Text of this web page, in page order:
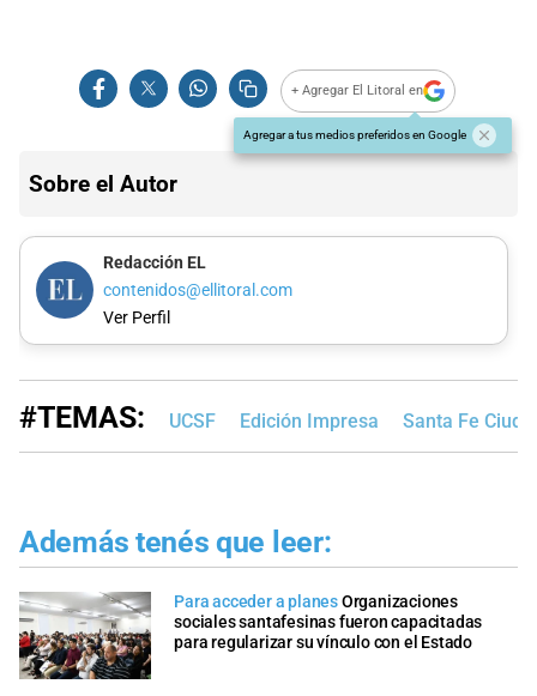
+ Agregar El Litoral en
Agregar a tus medios preferidos en Google
Sobre el Autor
Redacción EL
contenidos@ellitoral.com
Ver Perfil
#TEMAS: UCSF Edición Impresa Santa Fe
Además tenés que leer:
Para acceder a planesOrganizaciones
sociales santafesinas fueron capacitadas
para regularizar su vínculo con el Estado